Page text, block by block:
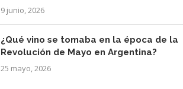
9 junio, 2026
¿Qué vino se tomaba en la época de la
Revolución de Mayo en Argentina?
25 mayo, 2026